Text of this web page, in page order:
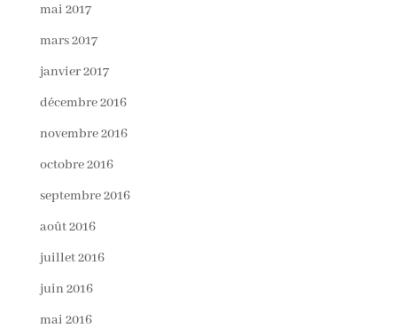
mai 2017
mars 2017
janvier 2017
décembre 2016
novembre 2016
octobre 2016
septembre 2016
août 2016
juillet 2016
juin 2016
mai 2016